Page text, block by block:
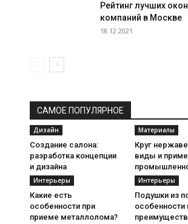
Рейтинг лучших
компаний в Москве
18.12.2021
САМОЕ ПОПУЛЯРНОЕ
Дизайн
Создание салона:
разработка концепции
и дизайна
Материалы
Круг
виды и
Интерьеры
Какие есть
особенности при
приеме металлолома?
Интерьеры
Подушки из
особенности